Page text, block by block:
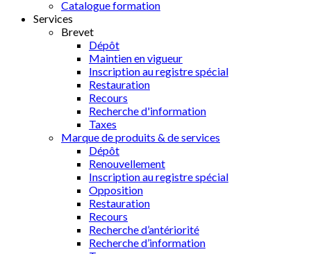
Catalogue formation
Services
Brevet
Dépôt
Maintien en vigueur
Inscription au registre spécial
Restauration
Recours
Recherche d'information
Taxes
Marque de produits & de services
Dépôt
Renouvellement
Inscription au registre spécial
Opposition
Restauration
Recours
Recherche d’antériorité
Recherche d’information